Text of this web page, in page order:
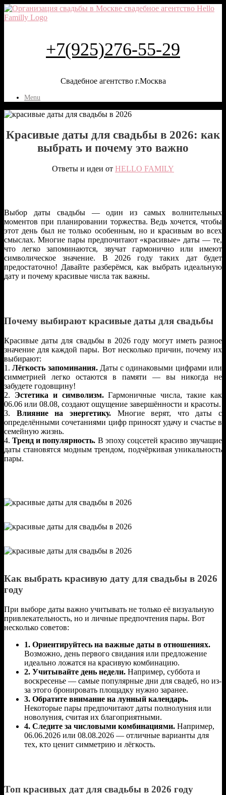
+7(925)276-55-29
Свадебное агентство г.Москва
Menu
Красивые даты для свадьбы в 2026: как
выбрать и почему это важно
Ответы и идеи от HELLO FAMILY
Выбор даты свадьбы — один из самых волнительных
моментов при планировании торжества. Ведь хочется, чтобы
этот день был не только особенным, но и красивым во всех
смыслах. Многие пары предпочитают «красивые» даты — те,
что легко запоминаются, звучат гармонично или имеют
символическое значение. В 2026 году таких дат будет
предостаточно! Давайте разберёмся, как выбрать идеальную
дату и почему красивые числа так важны.
Почему выбирают красивые даты для свадьбы
Красивые даты для свадьбы в 2026 году могут иметь разное
значение для каждой пары. Вот несколько причин, почему их
выбирают:
1.Лёгкость запоминания.Даты с одинаковыми цифрами или
симметрией легко остаются в памяти — вы никогда не
забудете годовщину!
2. Эстетика и символизм.Гармоничные числа, такие как
06.06 или 08.08, создают ощущение завершённости и красоты.
3. Влияние на энергетику.Многие верят, что даты с
определёнными сочетаниями цифр приносят удачу и счастье в
семейную жизнь.
4.Тренд и популярность. В эпоху соцсетей красиво звучащие
даты становятся модным трендом, подчёркивая уникальность
пары.
Как выбрать красивую дату для свадьбы в 2026
году
При выборе даты важно учитывать не только её визуальную
привлекательность, но и личные предпочтения пары. Вот
несколько советов:
1. Ориентируйтесь на важные даты в отношениях.
Возможно, день первого свидания или предложение
идеально ложатся на красивую комбинацию.
2. Учитывайте день недели. Например, суббота и
воскресенье — самые популярные дни для свадеб, но из-
за этого бронировать площадку нужно заранее.
3. Обратите внимание на лунный календарь.
Некоторые пары предпочитают даты полнолуния или
новолуния, считая их благоприятными.
4. Следите за числовыми комбинациями. Например,
06.06.2026 или 08.08.2026 — отличные варианты для
тех, кто ценит симметрию и лёгкость.
Топ красивых дат для свадьбы в 2026 году